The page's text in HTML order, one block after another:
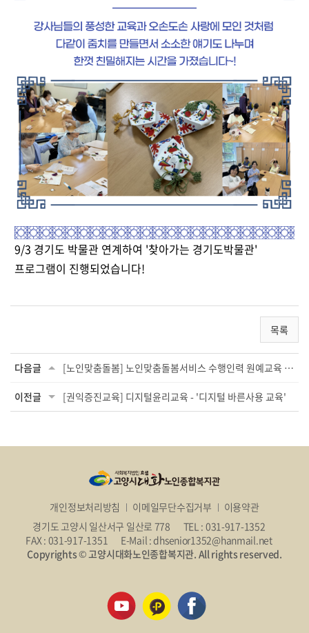
9/3 경기도 박물관 연계하여 '찾아가는 경기도박물관'
프로그램이 진행되었습니다!
목록
다음글 [노인맞춤돌봄] 노인맞춤돌봄서비스 수행인력 원예교육 실시
이전글 [권익증진교육] 디지털윤리교육 - '디지털 바른사용 교육'
개인정보처리방침 이메일무단수집거부
이용약관
경기도 고양시 일산서구 일산로 778
TEL : 031-917-1352
FAX : 031-917-1351
E-Mail : dhsenior1352@hanmail.net
Copyrights © 고양시대화노인종합복지관. All rights reserved.